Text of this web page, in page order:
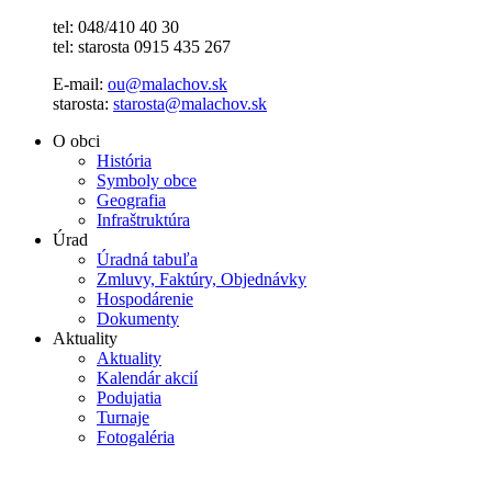
tel: 048/410 40 30
tel: starosta 0915 435 267
E-mail: ou@malachov.sk
starosta: starosta@malachov.sk
O obci
História
Symboly obce
Geografia
Infraštruktúra
Úrad
Úradná tabuľa
Zmluvy, Faktúry, Objednávky
Hospodárenie
Dokumenty
Aktuality
Aktuality
Kalendár akcií
Podujatia
Turnaje
Fotogaléria